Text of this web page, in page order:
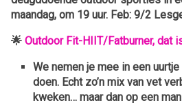
maandag, om 19 uur. Feb: 9/2
🌟 Outdoor Fit-HIIT/Fatburner, dat
We nemen je mee in een uurtje
doen. Echt zo’n mix van vet
kweken… maar dan op een